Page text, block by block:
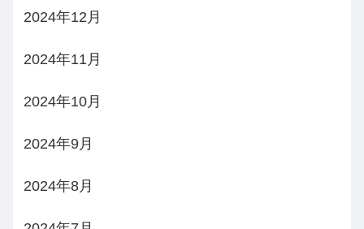
2024年12月
2024年11月
2024年10月
2024年9月
2024年8月